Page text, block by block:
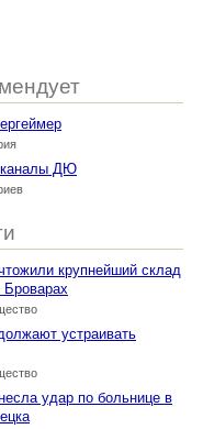
ДЮ
крупнейший склад
Броварах
устраивать
удар по больнице в